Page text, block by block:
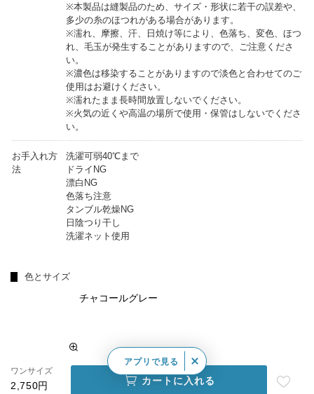
※本製品は縫製品のため、サイズ・形状に若干の誤差や、
多少の糸のほつれがある場合があります。
※濡れ、摩擦、汗、日焼け等により、色落ち、変色、ほつ
れ、毛玉が発生することがありますので、ご注意くださ
い。
※濃色は移染することがありますので淡色と合わせてのご
使用はお避けください。
※濡れたまま長時間放置しないでください。
※火気の近くや高温の場所で使用・保管はしないでくださ
い。
お手入れ方
法
洗濯可弱40℃まで
ドライNG
漂白NG
色落ち注意
タンブル乾燥NG
日陰つり干し
洗濯ネット使用
色とサイズ
チャコールグレー
ワンサイズ
2,750円 カートに入れる
アプリで見る